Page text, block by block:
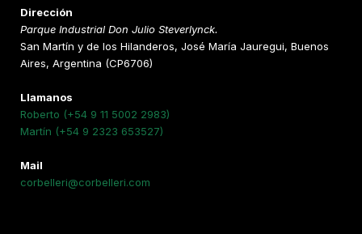
Dirección
Parque Industrial Don Julio Steverlynck.
San Martín y de los Hilanderos, José María Jauregui, Buenos
Aires, Argentina (CP6706)
Llamanos
Roberto (+54 9 11 5002 2983)
Martín (+54 9 2323 653527)
Mail
corbelleri@corbelleri.com